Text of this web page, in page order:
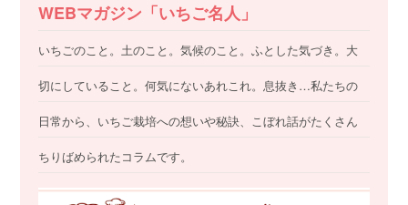
WEBマガジン「いちご名人」
いちごのこと。土のこと。気候のこと。ふとした気づき。大
切にしていること。何気にないあれこれ。息抜き…私たちの
日常から、いちご栽培への想いや秘訣、こぼれ話がたくさん
ちりばめられたコラムです。